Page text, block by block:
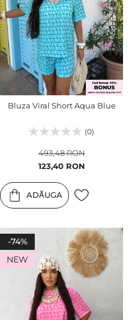
Bluza Viral Short Aqua Blue
(0)
Pret
123,40 RON
493,48 RON
ADĂUGA
-74%
NEW